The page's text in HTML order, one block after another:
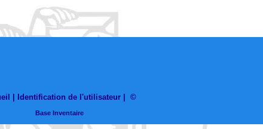
| Identification de l'utilisateur ©
Base Inventaire